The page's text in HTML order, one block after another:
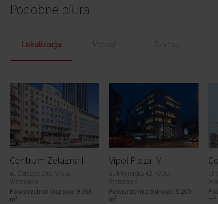
Podobne biura
Lokalizacja Metraż Czynsz
Centrum Żelazna II
ul. Żelazna 59a, Wola,
Warszawa
Powierzchnia biurowa: 9 508
m²
Vipol Plaza IV
ul. Młynarska 42, Wola,
Warszawa
Powierzchnia biurowa: 5 200
m²
ul.
m²